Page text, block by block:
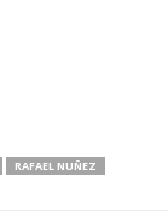
RAFAEL NUÑEZ